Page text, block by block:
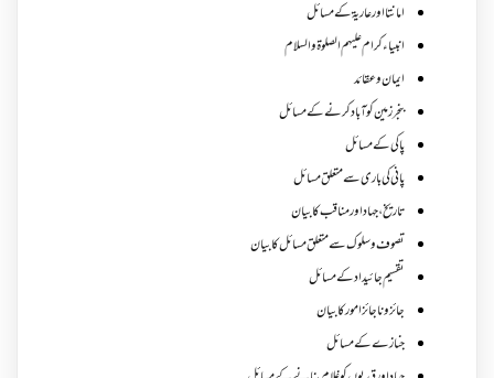
امانتا اور عاریة کے مسائل
انبیاء کرام علیہم الصلوۃ والسلام
ایمان وعقائد
بنجر زمین کو آباد کرنے کے مسائل
پاکی کے مسائل
پانی کی باری سے متعلق مسائل
تاریخ،جہاد اور مناقب کا بیان
تصوف و سلوک سے متعلق مسائل کا بیان
تقسیم جائیداد کے مسائل
جائز و ناجائزامور کا بیان
جنازے کےمسائل